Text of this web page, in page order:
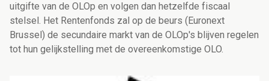
uitgifte van de OLOp en volgen dan hetzelfde fiscaal
stelsel. Het Rentenfonds zal op de beurs (Euronext
Brussel) de secundaire markt van de OLOp's blijven regelen
tot hun gelijkstelling met de overeenkomstige OLO.